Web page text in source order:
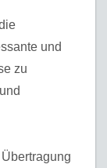
und
zu